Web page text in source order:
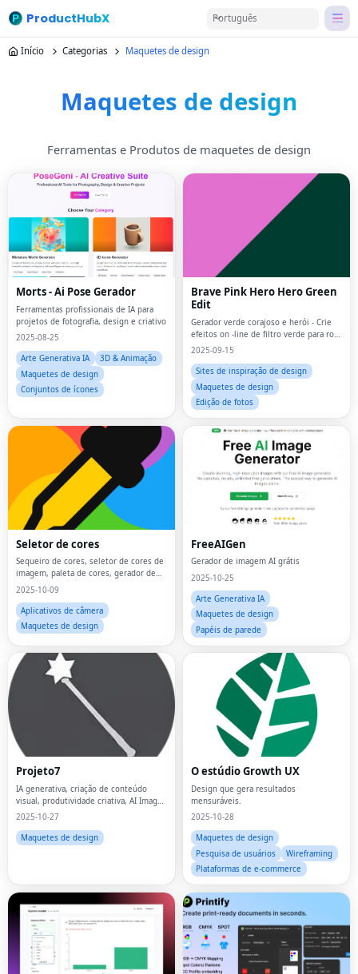
ProductHubX Português
Início Categorias Maquetes de design
Maquetes de design
Ferramentas e Produtos de maquetes de design
Morts - Ai Pose Gerador
Ferramentas profissionais de IA para
projetos de fotografia, design e criativo
2025-08-25
Arte Generativa IA
3D & Animação
Maquetes de design
Conjuntos de ícones
Brave Pink Hero Hero Green
Edit
Gerador verde corajoso e herói - Crie
efeitos on -line de filtro verde para rosa
instantaneamente
2025-09-15
Sites de inspiração de design
Maquetes de design
Edição de fotos
Seletor de cores
Sequeiro de cores, seletor de cores de
imagem, paleta de cores, gerador de
paleta de cores,
2025-10-09
Aplicativos de câmera
Maquetes de design
FreeAIGen
Gerador de imagem AI grátis
2025-10-25
Arte Generativa IA
Maquetes de design
Papéis de parede
Projeto7
IA generativa, criação de conteúdo
visual, produtividade criativa, AI Image
Toolkit
2025-10-27
Maquetes de design
O estúdio Growth UX
Design que gera resultados
mensuráveis.
2025-10-28
Maquetes de design
Pesquisa de usuários
Wireframing
Plataformas de e-commerce